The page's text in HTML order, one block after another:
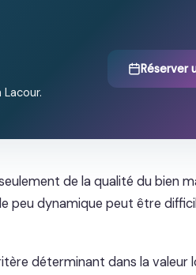
Réserver
de la qualité du bien
peu dynamique peut être
déterminant dans la valeur